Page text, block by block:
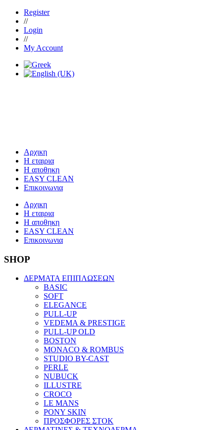
Register
//
Login
//
My Account
Αρχικη
Η εταιρια
Η αποθηκη
EASY CLEAN
Επικοινωνια
Αρχικη
Η εταιρια
Η αποθηκη
EASY CLEAN
Επικοινωνια
SHOP
ΔΕΡΜΑΤΑ ΕΠΙΠΛΩΣΕΩΝ
BASIC
SOFT
ELEGANCE
PULL-UP
VEDEMA & PRESTIGE
PULL-UP OLD
BOSTON
MONACO & ROMBUS
STUDIO BY-CAST
PERLE
NUBUCK
ILLUSTRE
CROCO
LE MANS
PONY SKIN
ΠΡΟΣΦΟΡΕΣ ΣΤΟΚ